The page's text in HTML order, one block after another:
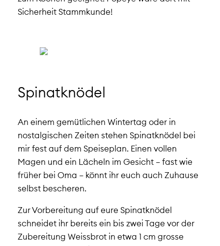
Sicherheit Stammkunde!
Spinatknödel
An einem gemütlichen Wintertag oder in
nostalgischen Zeiten stehen Spinatknödel bei
mir fest auf dem Speiseplan. Einen vollen
Magen und ein Lächeln im Gesicht – fast wie
früher bei Oma – könnt ihr euch auch Zuhause
selbst bescheren.
Zur Vorbereitung auf eure Spinatknödel
schneidet ihr bereits ein bis zwei Tage vor der
Zubereitung Weissbrot in etwa 1 cm grosse